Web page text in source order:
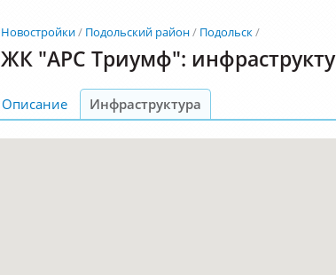
Новостройки Подольский район
Подольск
ЖК "АРС Триумф":
Описание Инфраструктура